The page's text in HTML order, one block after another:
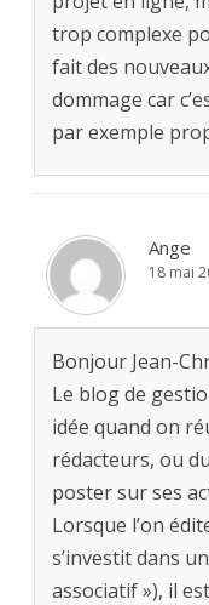
trop complexe
fait des
dommage car
par exemple
Ange
18 mai
Bonjour Jean-
Le blog de
idée quand on
rédacteurs, ou
poster sur ses
Lorsque l’on
s’investit dans
associatif »), il